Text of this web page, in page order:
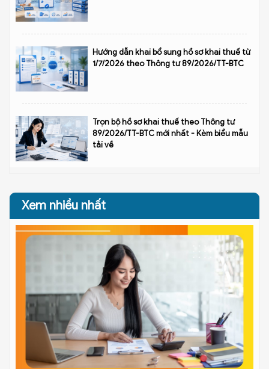
Hướng dẫn khai bổ sung hồ sơ khai thuế từ
1/7/2026 theo Thông tư 89/2026/TT-BTC
Trọn bộ hồ sơ khai thuế theo Thông tư
89/2026/TT-BTC mới nhất - Kèm biểu mẫu
tải về
Xem nhiều nhất